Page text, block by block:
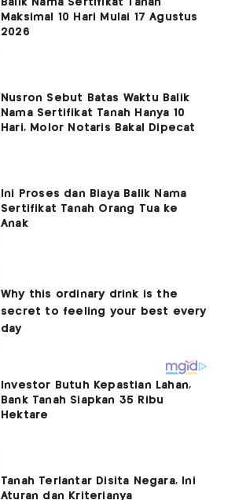
Balik Nama Sertifikat Tanah
Maksimal 10 Hari Mulai 17 Agustus
2026
Nusron Sebut Batas Waktu Balik
Nama Sertifikat Tanah Hanya 10
Hari, Molor Notaris Bakal Dipecat
Ini Proses dan Biaya Balik Nama
Sertifikat Tanah Orang Tua ke
Anak
Investor Butuh Kepastian Lahan,
Bank Tanah Siapkan 35 Ribu
Hektare
Tanah Terlantar Disita Negara, Ini
Aturan dan Kriterianya